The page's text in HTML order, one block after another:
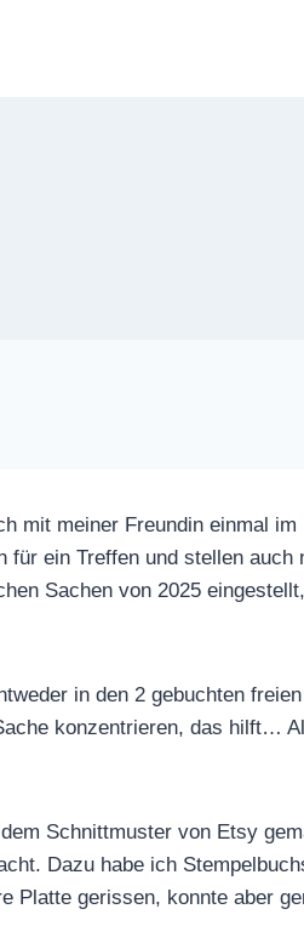
mit meiner Freundin einmal
für ein Treffen und stellen auch
Sachen von 2025
in den 2 gebuchten
konzentrieren, das hilft…
Schnittmuster von Etsy
Dazu habe ich
Platte gerissen, konnte aber